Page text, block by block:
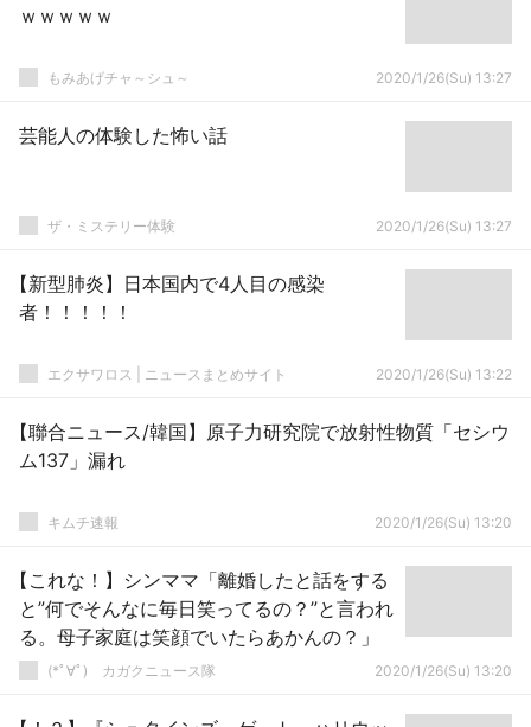
ｗｗｗｗｗ
もみあげチャ～シュ～ 2020/1/26(Su) 13:27
芸能人の体験した怖い話
ザ・ミステリー体験 2020/1/26(Su) 13:27
【新型肺炎】日本国内で4人目の感染
者！！！！！
エクサワロス | ニュースまとめサイト 2020/1/26(Su) 13:22
【聯合ニュース/韓国】原子力研究院で放射性物質「セシウ
ム137」漏れ
キムチ速報 2020/1/26(Su) 13:20
【これな！】シンママ「離婚したと話をする
と”何でそんなに毎日笑ってるの？”と言われ
る。母子家庭は笑顔でいたらあかんの？」
(*ﾟ∀ﾟ)ゞカガクニュース隊 2020/1/26(Su) 13:20